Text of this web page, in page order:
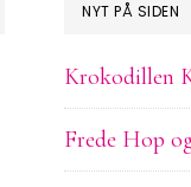
NYT PÅ SIDEN
Krokodillen
Frede Hop